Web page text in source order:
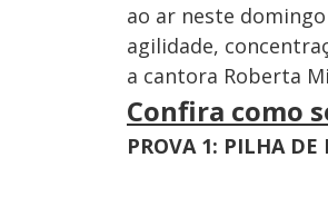
ao ar neste
agilidade,
a cantora Roberta
Confira como
PROVA 1: PILHA DE